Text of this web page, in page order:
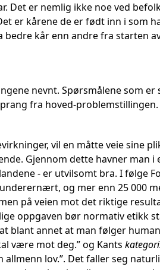
Det er nemlig ikke noe ved
er kårene de er født inn i som
kår enn andre fra starten
nevnt. Spørsmålene som
fra hoved-problemstillingen.
vil en måtte veie sine
Gjennom dette havner man i
- er utvilsomt bra. I følge
og mer enn 25 000
på veien mot det riktige
oppgaven bør normativ etikk
blant annet at man følger
være mot deg.” og Kants
lov.”. Det faller seg